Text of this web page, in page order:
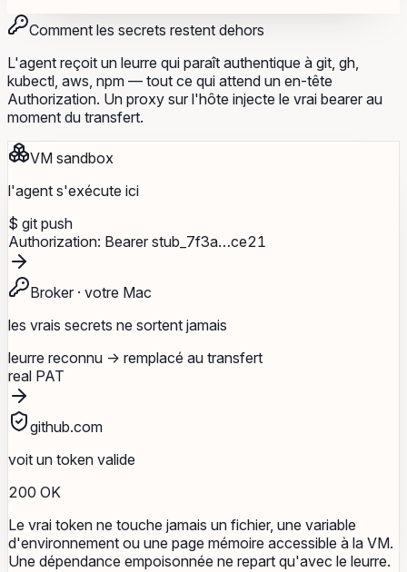
Comment les secrets restent dehors
L'agent reçoit un leurre qui paraît authentique à git, gh,
kubectl, aws, npm — tout ce qui attend un en-tête
Authorization. Un proxy sur l'hôte injecte le vrai bearer au
moment du transfert.
VM sandbox
l'agent s'exécute ici
$ git push
Authorization: Bearer stub_7f3a…ce21
Broker · votre Mac
les vrais secrets ne sortent jamais
leurre reconnu → remplacé au transfert
real PAT
github.com
voit un token valide
200 OK
Le vrai token ne touche jamais un fichier, une variable
d'environnement ou une page mémoire accessible à la VM.
Une dépendance empoisonnée ne repart qu'avec le leurre.